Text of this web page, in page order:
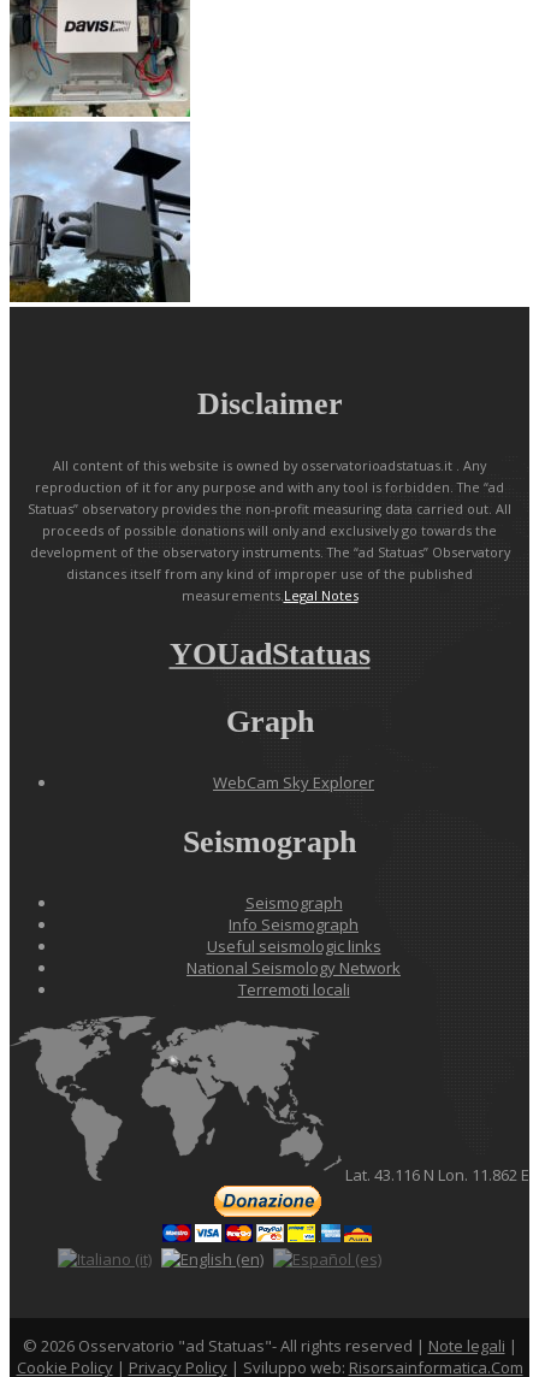
Disclaimer
All content of this website is owned by osservatorioadstatuas.it . Any
reproduction of it for any purpose and with any tool is forbidden. The “ad
Statuas” observatory provides the non-profit measuring data carried out. All
proceeds of possible donations will only and exclusively go towards the
development of the observatory instruments. The “ad Statuas” Observatory
distances itself from any kind of improper use of the published
measurements. Legal Notes
YOUadStatuas
Graph
WebCam Sky Explorer
Seismograph
Seismograph
Info Seismograph
Useful seismologic links
National Seismology Network
Terremoti locali
Lat. 43.116 N Lon. 11.862 E
© 2026 Osservatorio "ad Statuas"- All rights reserved | Note legali |
Cookie Policy| Privacy Policy| Sviluppo web: Risorsainformatica.com